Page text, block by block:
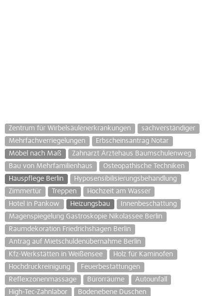
Zentrum für Wirbelsäulenerkrankungen
sachverständiger
Mehrfachverriegelungen
Erbscheinsantrag Notar
Möbel nach Maß
Zahnarzt Ärztehaus Baumschulenweg
Bau von Mehrfamilienhaus
Osteopathische Techniken
Hauspflege Berlin
Hyposensibilisierungsbehandlung
Zimmertür
Treppen
Hochzeit am Wasser
Hotel in Pankow
Heizungsbau
Innenbeschattung
Magenspiegelung Gastroskopie Nikolassee Berlin
Raumdekoration Friedrichshagen Berlin
Antrag auf Mietschuldenübernahme Berlin
Kfz-Werkstätten in Weißensee
Holz für Kaminofen
Hochdruckreinigung
Feuerbestattungen
Reflexzonenmassage
Bürorräume
Autounfall
High-Tec-Zahnlabor
Bodenebene Duschen